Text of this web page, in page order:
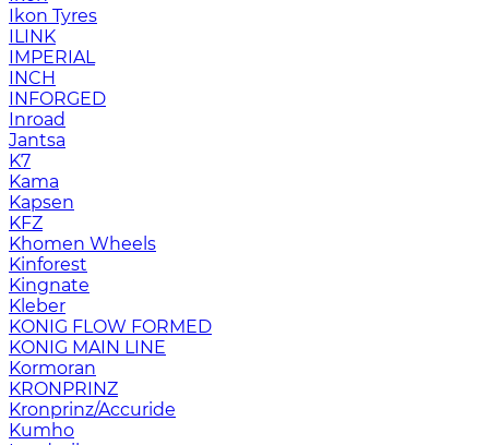
Ikon Tyres
ILINK
IMPERIAL
INCH
INFORGED
Inroad
Jantsa
K7
Kama
Kapsen
KFZ
Khomen Wheels
Kinforest
Kingnate
Kleber
KONIG FLOW FORMED
KONIG MAIN LINE
Kormoran
KRONPRINZ
Kronprinz/Accuride
Kumho